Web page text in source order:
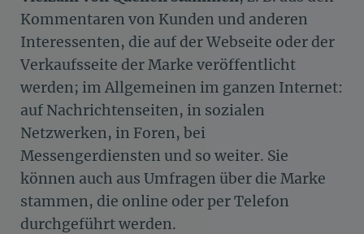
Kommentaren von Kunden und anderen
Interessenten, die auf der Webseite oder der
Verkaufsseite der Marke veröffentlicht
werden; im Allgemeinen im ganzen Internet:
auf Nachrichtenseiten, in sozialen
Netzwerken, in Foren, bei
Messengerdiensten und so weiter. Sie
können auch aus Umfragen über die Marke
stammen, die online oder per Telefon
durchgeführt werden.